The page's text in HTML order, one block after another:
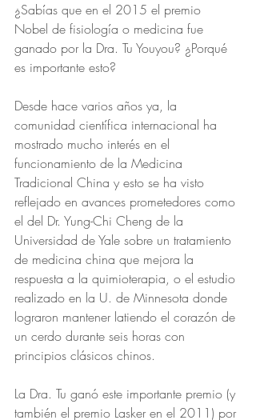
¿Sabías que en el 2015 el premio
Nobel de fisiología o medicina fue
ganado por la Dra. Tu Youyou? ¿Porqué
es importante esto?
Desde hace varios años ya, la
comunidad científica internacional ha
mostrado mucho interés en el
funcionamiento de la Medicina
Tradicional China y esto se ha visto
reflejado en avances prometedores como
el del Dr. Yung-Chi Cheng de la
Universidad de Yale sobre un tratamiento
de medicina china que mejora la
respuesta a la quimioterapia, o el estudio
realizado en la U. de Minnesota donde
lograron mantener latiendo el corazón de
un cerdo durante seis horas con
principios clásicos chinos.
La Dra. Tu ganó este importante premio (y
también el premio Lasker en el 2011) por